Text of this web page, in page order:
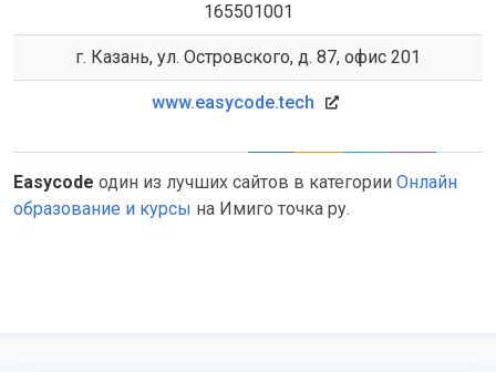
165501001
г. Казань, ул. Островского, д. 87, офис 201
www.easycode.tech
Easycode один из лучших сайтов в категории Онлайн
образование и курсы на Имиго точка ру.